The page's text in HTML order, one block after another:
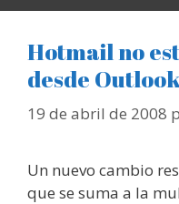
Hotmail no
desde
19 de abril de 2008
Un nuevo cambio
que se suma a la